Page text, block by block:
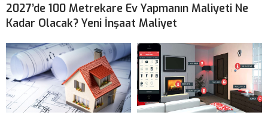
2027’de 100 Metrekare Ev Yapmanın Maliyeti Ne
Kadar Olacak? Yeni İnşaat Maliyet